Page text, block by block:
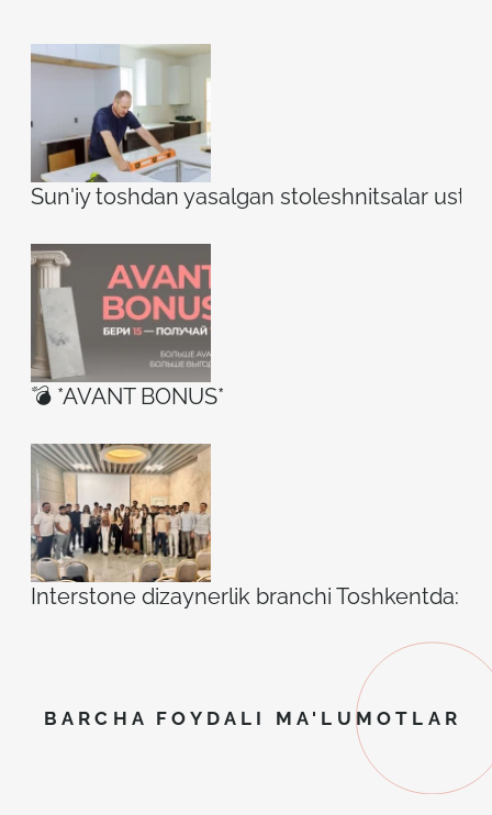
Sun'iy toshdan yasalgan stoleshnitsalar
💣 *AVANT BONUS*
Interstone dizaynerlik branchi Toshkentda:
BARCHA FOYDALI MA'LUMOTLAR